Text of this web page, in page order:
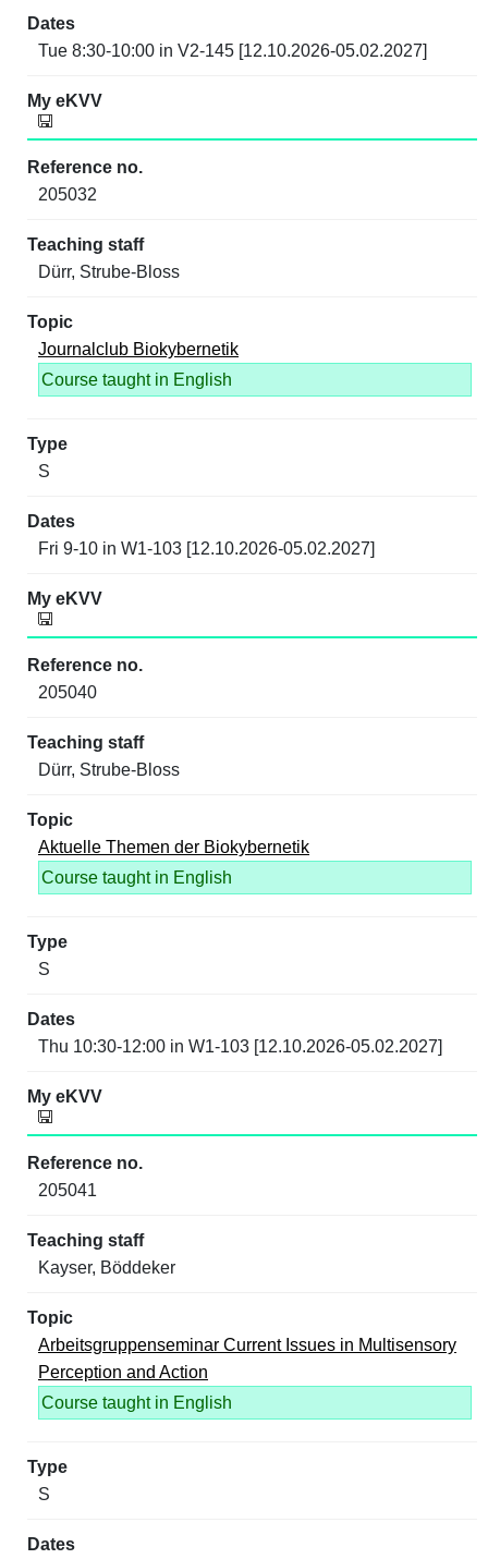
Tue 8:30-10:00 in V2-145 [12.10.2026-05.02.2027]
205032
Dürr, Strube-Bloss
Journalclub Biokybernetik
Course taught in English
S
Fri 9-10 in W1-103 [12.10.2026-05.02.2027]
205040
Dürr, Strube-Bloss
Aktuelle Themen der Biokybernetik
Course taught in English
S
Thu 10:30-12:00 in W1-103 [12.10.2026-05.02.2027]
205041
Kayser, Böddeker
Arbeitsgruppenseminar Current Issues in Multisensory
Perception and Action
Course taught in English
S